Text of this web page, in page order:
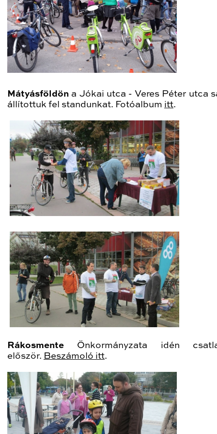
Mátyásföldön a Jókai utca - Veres Péter utca
állítottuk fel standunkat. Fotóalbum itt.
Rákosmente Önkormányzata idén
először. Beszámoló itt.